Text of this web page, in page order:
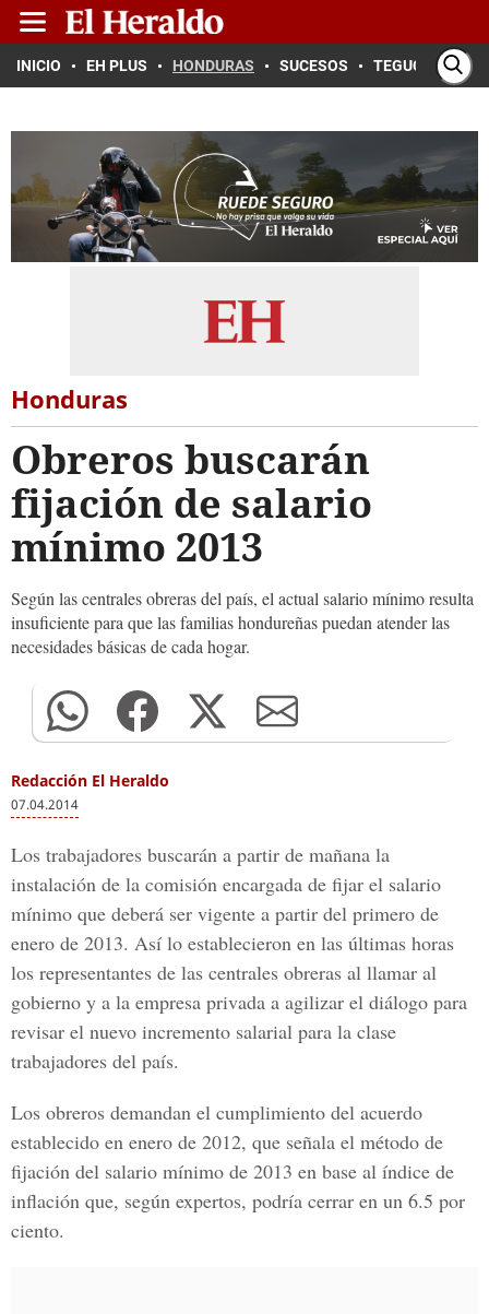
INICIO EH PLUS HONDURAS SUCESOS TEGUCIGALPA
Honduras
Obreros buscarán
fijación de salario
mínimo 2013
Según las centrales obreras del país, el actual salario mínimo resulta
insuficiente para que las familias hondureñas puedan atender las
necesidades básicas de cada hogar.
Redacción El Heraldo
07.04.2014
Los trabajadores buscarán a partir de mañana la
instalación de la comisión encargada de fijar el salario
mínimo que deberá ser vigente a partir del primero de
enero de 2013. Así lo establecieron en las últimas horas
los representantes de las centrales obreras al llamar al
gobierno y a la empresa privada a agilizar el diálogo para
revisar el nuevo incremento salarial para la clase
trabajadores del país.
Los obreros demandan el cumplimiento del acuerdo
establecido en enero de 2012, que señala el método de
fijación del salario mínimo de 2013 en base al índice de
inflación que, según expertos, podría cerrar en un 6.5 por
ciento.